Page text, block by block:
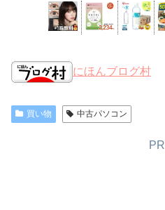
にほんブログ村
買い物 中古パソコン
PR